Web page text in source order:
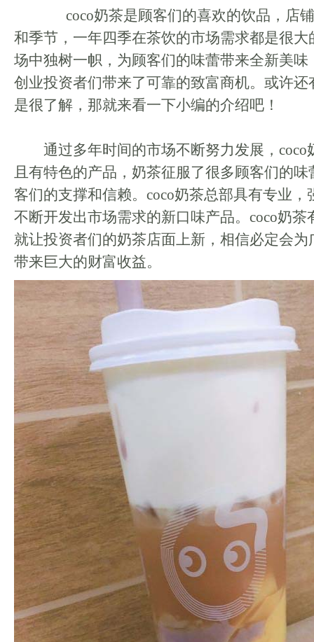
coco奶茶是顾客们的喜欢的饮品，店
和季节，一年四季在茶饮的市场需求都是很大
场中独树一帜，为顾客们的味蕾带来全新美味
创业投资者们带来了可靠的致富商机。或许还
是很了解，那就来看一下小编的介绍吧！
通过多年时间的市场不断努力发展，coco
且有特色的产品，奶茶征服了很多顾客们的
客们的支撑和信赖。coco奶茶总部具有专业，
不断开发出市场需求的新口味产品。coco奶茶
就让投资者们的奶茶店面上新，相信必定会为
带来巨大的财富收益。